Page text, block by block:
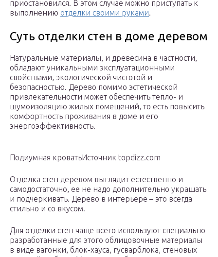
приостановился. В этом случае можно приступать к
выполнению отделки своими руками.
Суть отделки стен в доме деревом
Натуральные материалы, и древесина в частности,
обладают уникальными эксплуатационными
свойствами, экологической чистотой и
безопасностью. Дерево помимо эстетической
привлекательности может обеспечить тепло- и
шумоизоляцию жилых помещений, то есть повысить
комфортность проживания в доме и его
энергоэффективность.
Подиумная кроватьИсточник topdizz.com
Отделка стен деревом выглядит естественно и
самодостаточно, ее не надо дополнительно украшать
и подчеркивать. Дерево в интерьере – это всегда
стильно и со вкусом.
Для отделки стен чаще всего используют специально
разработанные для этого облицовочные материалы
в виде вагонки, блок-хауса, гусварблока, стеновых